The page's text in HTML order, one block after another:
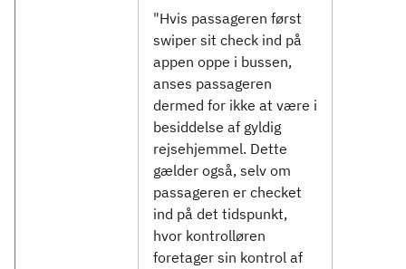
"Hvis passageren først
swiper sit check ind på
appen oppe i bussen,
anses passageren
dermed for ikke at være i
besiddelse af gyldig
rejsehjemmel. Dette
gælder også, selv om
passageren er checket
ind på det tidspunkt,
hvor kontrolløren
foretager sin kontrol af